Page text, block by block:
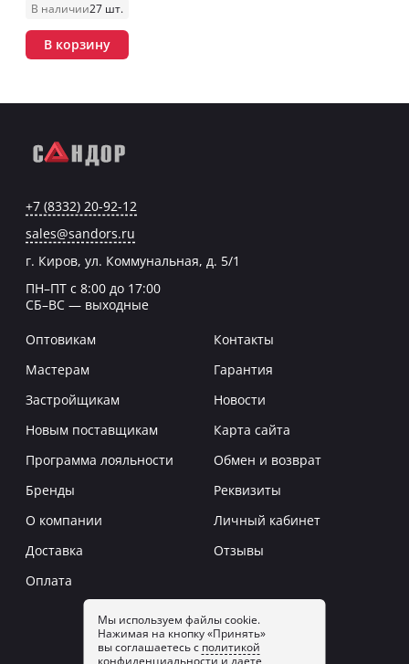
В наличии27 шт.
В корзину
Мы используем файлы cookie.
Нажимая на кнопку «Принять»
вы соглашаетесь с политикой
конфиденциальности и даете
+7 (8332) 20-92-12
sales@sandors.ru
г. Киров, ул. Коммунальная, д. 5/1
ПН–ПТ с 8:00 до 17:00
СБ–ВС — выходные
Оптовикам
Мастерам
Застройщикам
Новым поставщикам
Программа лояльности
Бренды
О компании
Доставка
Оплата
Контакты
Гарантия
Новости
Карта сайта
Обмен и возврат
Реквизиты
Личный кабинет
Отзывы
Заказать звонок